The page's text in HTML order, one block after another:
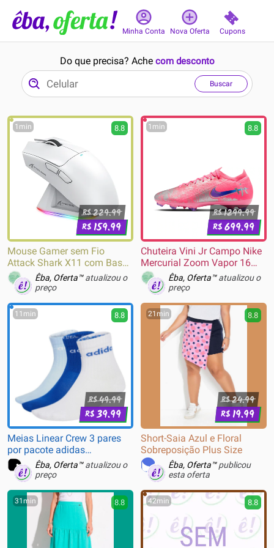
Minha Conta Nova Oferta Cupons
Do que precisa? Ache com desconto
Buscar
1min 8.8
R$229.99
R$159.99
Mouse Gamer sem Fio
Attack Shark X11 com Base
de Carregamento Magnético
RGB, Tri-Mode, 22.000 DPI,
Sensor Óptico PAW3311, 5
Botões - Branco
Êba, Oferta™atualizou o
preço
1min 8.8
R$1299.99
R$699.99
Chuteira Vini Jr Campo Nike
Mercurial Zoom Vapor 16
Pro
Êba, Oferta™atualizou o
preço
11min 8.8
R$49.99
R$39.99
Meias Linear Crew 3 pares
por pacote adidas
Performance Branco
Êba, Oferta™atualizou o
preço
21min 8.8
R$24.99
R$19.99
Short-Saia Azul e Floral
Sobreposição Plus Size
Êba, Oferta™publicou
esta oferta
31min 8.8 42min 8.8